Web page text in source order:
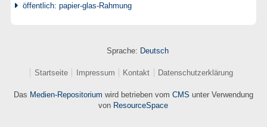
öffentlich: papier-glas-Rahmung
Sprache: Deutsch
Startseite Impressum Kontakt Datenschutzerklärung
Das Medien-Repositorium wird betrieben vom CMS unter Verwendung
von ResourceSpace